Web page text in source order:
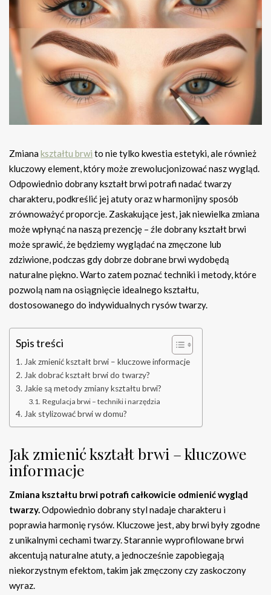
Zmianakształtu brwi to nie tylko kwestia estetyki, ale również
kluczowy element, który może zrewolucjonizować nasz wygląd.
Odpowiednio dobrany kształt brwi potrafi nadać twarzy
charakteru, podkreślić jej atuty oraz w harmonijny sposób
zrównoważyć proporcje. Zaskakujące jest, jak niewielka zmiana
może wpłynąć na naszą prezencję – źle dobrany kształt brwi
może sprawić, że będziemy wyglądać na zmęczone lub
zdziwione, podczas gdy dobrze dobrane brwi wydobędą
naturalne piękno. Warto zatem poznać techniki i metody, które
pozwolą nam na osiągnięcie idealnego kształtu,
dostosowanego do indywidualnych rysów twarzy.
Spis treści
Jak zmienić kształt brwi – kluczowe informacje
Jak dobrać kształt brwi do twarzy?
Jakie są metody zmiany kształtu brwi?
Regulacja brwi – techniki i narzędzia
Jak stylizować brwi w domu?
Jak zmienić kształt brwi – kluczowe
informacje
Zmiana kształtu brwi potrafi całkowicie odmienić wygląd
twarzy.Odpowiednio dobrany styl nadaje charakteru i
poprawia harmonię rysów. Kluczowe jest, aby brwi były zgodne
z unikalnymi cechami twarzy. Starannie wyprofilowane brwi
akcentują naturalne atuty, a jednocześnie zapobiegają
niekorzystnym efektom, takim jak zmęczony czy zaskoczony
wyraz.